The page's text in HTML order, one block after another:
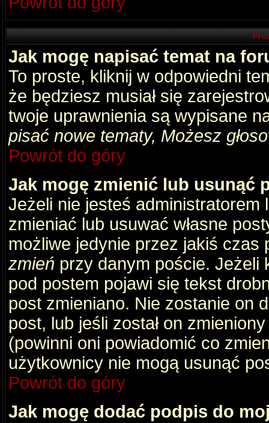
Jak mogę napisać temat na
To proste, kliknij w odpowiedni
że będziesz musiał się
twoje uprawnienia są wypisane
pisać nowe tematy, Możesz
Powrót do góry
Jak mogę zmienić lub usunąć
Jeżeli nie jesteś
zmieniać lub usuwać własne
możliwe jedynie przez jakiś
zmień przy danym poście. Jeżeli
pod postem pojawi się tekst
post zmieniano. Nie zostanie on
post, lub jeśli został on
(powinni oni powiadomić co
użytkownicy nie mogą usunąć
Powrót do góry
Jak mogę dodać podpis do